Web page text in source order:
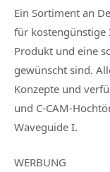
Ein Sortiment an
für kostengünstige
Produkt und eine
gewünscht sind.
Konzepte und
und C-CAM-
Waveguide I.
WERBUNG